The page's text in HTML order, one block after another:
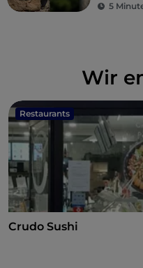
5
Wir
Restaurants
Crudo Sushi